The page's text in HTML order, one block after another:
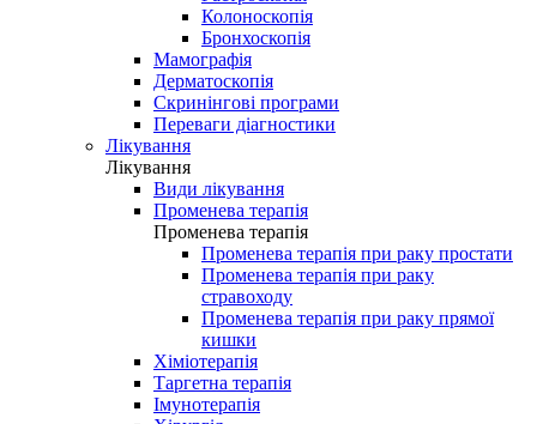
Колоноскопія
Бронхоскопія
Мамографія
Дерматоскопія
Скринінгові програми
Переваги діагностики
Лікування
Лікування
Види лікування
Променева терапія
Променева терапія
Променева терапія при раку простати
Променева терапія при раку
стравоходу
Променева терапія при раку прямої
кишки
Хіміотерапія
Таргетна терапія
Імунотерапія